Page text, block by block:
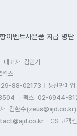
이벤트사은품 지급 명단
대표자 김민기
웍스
88-02173 통신판매업
팩스 02-6944-
김환수 (zeus@ajd.co.kr)
CS 고객센